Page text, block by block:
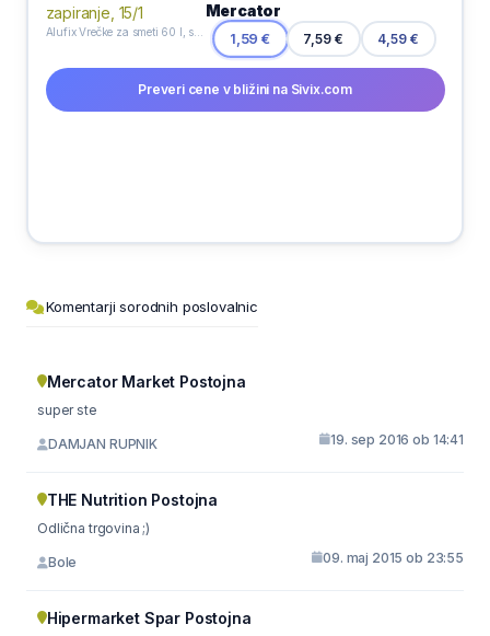
Mercator
1,59 € 7,59 € 4,59 €
Preveri cene v bližini na Sivix.com
Komentarji sorodnih poslovalnic
Mercator Market Postojna
super ste
DAMJAN RUPNIK 19. sep 2016 ob 14:41
THE Nutrition Postojna
Odlična trgovina ;)
Bole 09. maj 2015 ob 23:55
Hipermarket Spar Postojna